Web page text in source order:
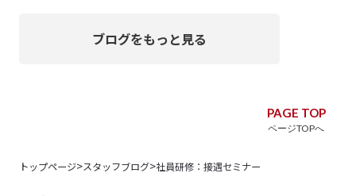
ブログをもっと見る
PAGE TOP
ページTOPへ
トップページ>スタッフブログ>社員研修：接遇セミナー